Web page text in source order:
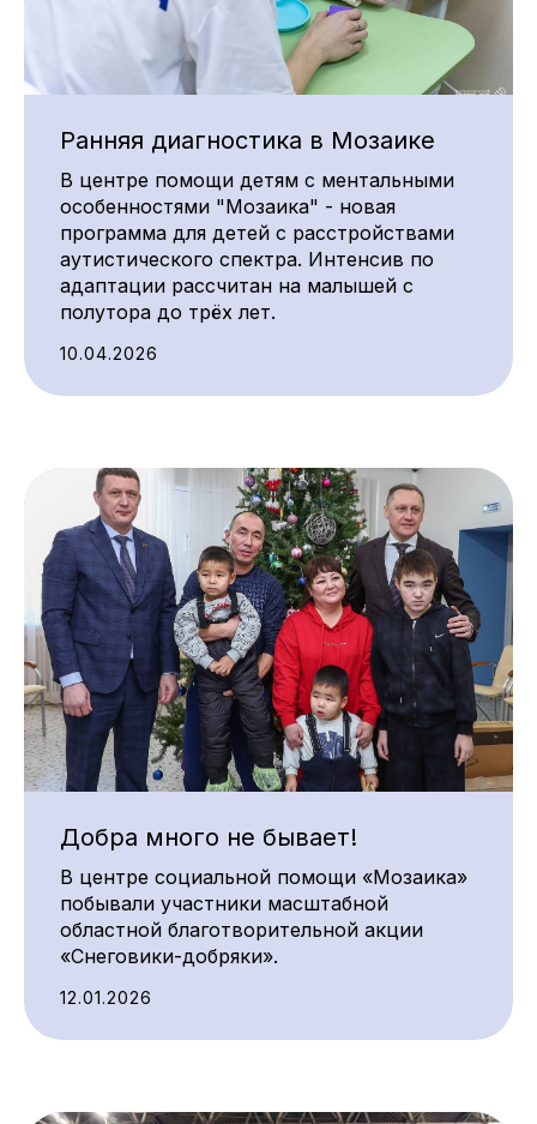
Ранняя диагностика в Мозаике
В центре помощи детям с ментальными
особенностями "Мозаика" - новая
программа для детей с расстройствами
аутистического спектра. Интенсив по
адаптации рассчитан на малышей с
полутора до трёх лет.
10.04.2026
Добра много не бывает!
В центре социальной помощи «Мозаика»
побывали участники масштабной
областной благотворительной акции
«Снеговики-добряки».
12.01.2026